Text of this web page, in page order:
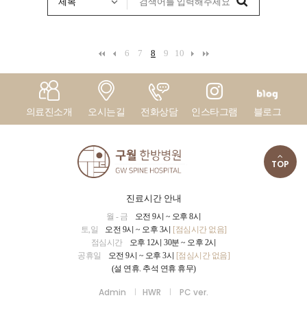
의료진소개 오시는길 전화상담 인스타그램 블로그
6 7 8 9 10
TOP
진료시간 안내
월 - 금
오전 9시 ~ 오후 8시
토,일
오전 9시 ~ 오후 3시 [점심시간 없음]
점심시간
오후 12시 30분 ~ 오후 2시
공휴일
오전 9시 ~ 오후 3시 [점심시간 없음]
(설 연휴. 추석 연휴 휴무)
Admin HWR PC ver.